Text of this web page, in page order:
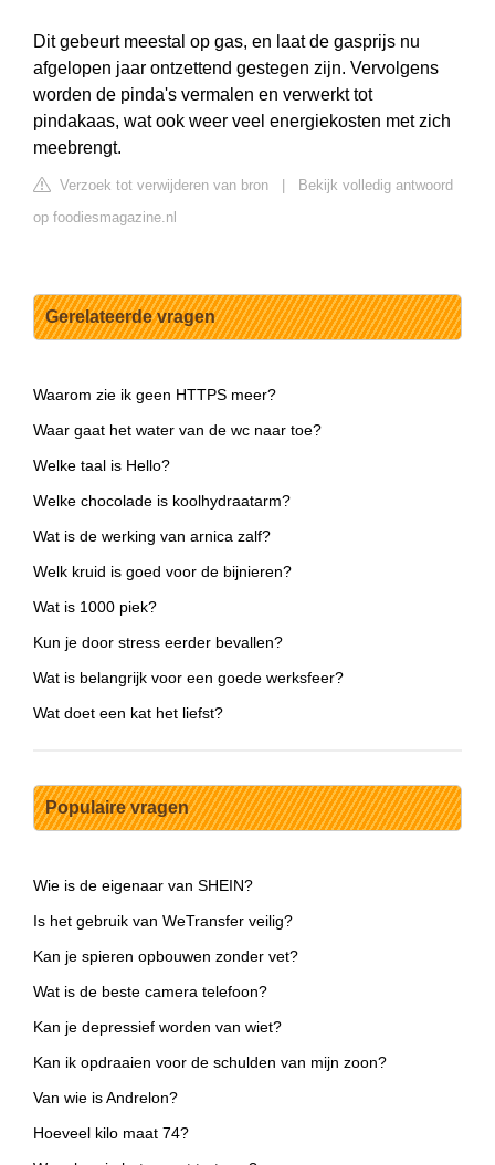
Dit gebeurt meestal op gas, en laat de gasprijs nu
afgelopen jaar ontzettend gestegen zijn. Vervolgens
worden de pinda's vermalen en verwerkt tot
pindakaas, wat ook weer veel energiekosten met zich
meebrengt.
Verzoek tot verwijderen van bron
Bekijk volledig antwoord
op foodiesmagazine.nl
Gerelateerde vragen
Waarom zie ik geen HTTPS meer?
Waar gaat het water van de wc naar toe?
Welke taal is Hello?
Welke chocolade is koolhydraatarm?
Wat is de werking van arnica zalf?
Welk kruid is goed voor de bijnieren?
Wat is 1000 piek?
Kun je door stress eerder bevallen?
Wat is belangrijk voor een goede werksfeer?
Wat doet een kat het liefst?
Populaire vragen
Wie is de eigenaar van SHEIN?
Is het gebruik van WeTransfer veilig?
Kan je spieren opbouwen zonder vet?
Wat is de beste camera telefoon?
Kan je depressief worden van wiet?
Kan ik opdraaien voor de schulden van mijn zoon?
Van wie is Andrelon?
Hoeveel kilo maat 74?